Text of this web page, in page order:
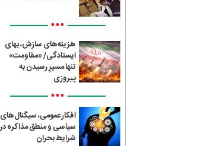
•••
هزینه‌های سازش، بهای
ایستادگی/ «مقاومت»
تنها مسیرِ رسیدن به
پیروزی
•••
افکار عمومی، سیگنال‌های
سیاسی و منطق مذاکره در
شرایط بحران